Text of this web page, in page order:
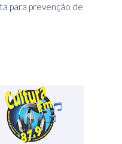
para prevenção de